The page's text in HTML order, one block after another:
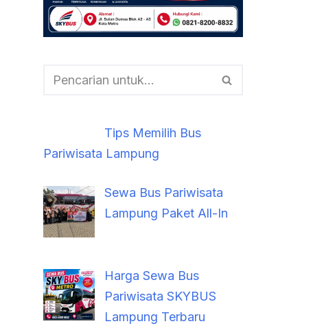
Tips Memilih Bus
Pariwisata Lampung
Sewa Bus Pariwisata
Lampung Paket All-In
Harga Sewa Bus
Pariwisata SKYBUS
Lampung Terbaru